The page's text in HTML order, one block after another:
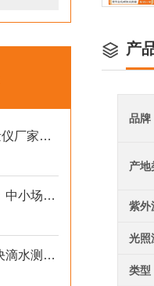
德瑞检测AI轮廓拟合影像测量仪厂家：解决轮廓误判2026选型标准
2026年氙灯耐候试验箱解析：中小场景下的合规选型参考
德瑞检测DR-H501厂家：解决滴水测试不均的2026选型标准
产
品牌
产地
紫外
光照
类型